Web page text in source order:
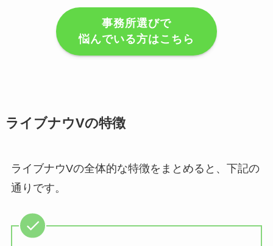
事務所選びで
悩んでいる方はこちら
ライブナウVの特徴
ライブナウVの全体的な特徴をまとめると、下記の
通りです。